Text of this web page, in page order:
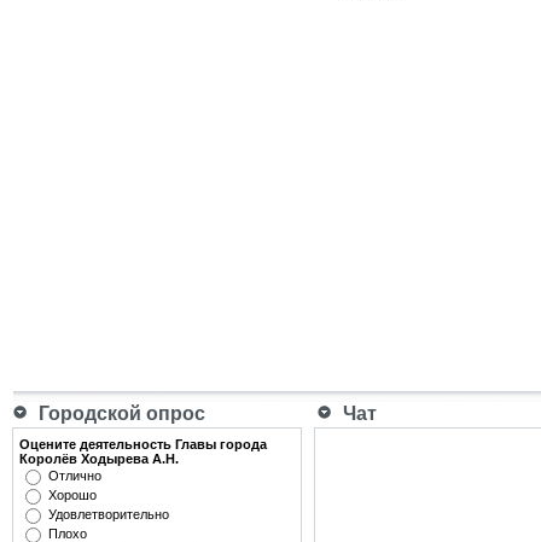
Городской опрос Чат
Оцените деятельность Главы города
Королёв Ходырева А.Н.
Отлично
Хорошо
Удовлетворительно
Плохо